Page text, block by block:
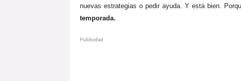
nuevas estrategias o pedir ayuda. Y está bien.
temporada.
Publicidad